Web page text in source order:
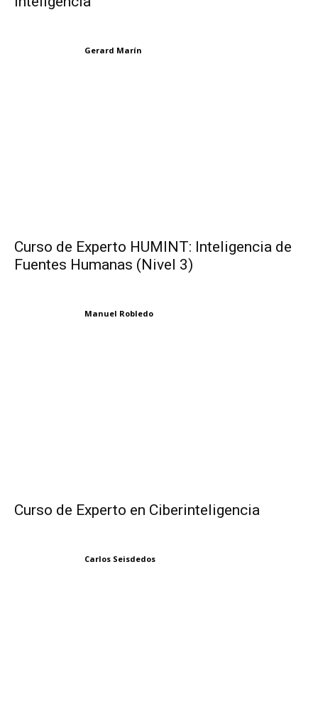
Gerard Marín
Curso de Experto HUMINT: Inteligencia de
Fuentes Humanas (Nivel 3)
Manuel Robledo
Curso de Experto en Ciberinteligencia
Carlos Seisdedos